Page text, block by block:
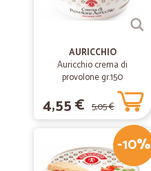
AURICCHIO
Auricchio crema di
provolone gr.150
4,55 € 5,05 €
-10%